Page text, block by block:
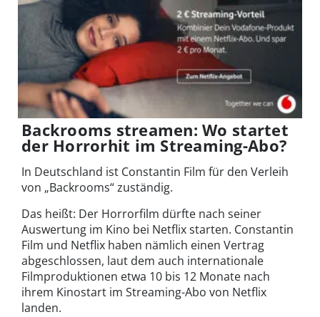
Backrooms streamen: Wo startet
der Horrorhit im Streaming-Abo?
In Deutschland ist Constantin Film für den Verleih
von „Backrooms“ zuständig.
Das heißt: Der Horrorfilm dürfte nach seiner
Auswertung im Kino bei Netflix starten. Constantin
Film und Netflix haben nämlich einen Vertrag
abgeschlossen, laut dem auch internationale
Filmproduktionen etwa 10 bis 12 Monate nach
ihrem Kinostart im Streaming-Abo von Netflix
landen.